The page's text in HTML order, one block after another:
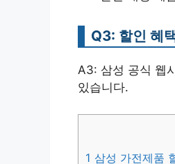
Q3: 할인 혜
A3: 삼성 공식 웹
있습니다.
1 삼성 가전제품